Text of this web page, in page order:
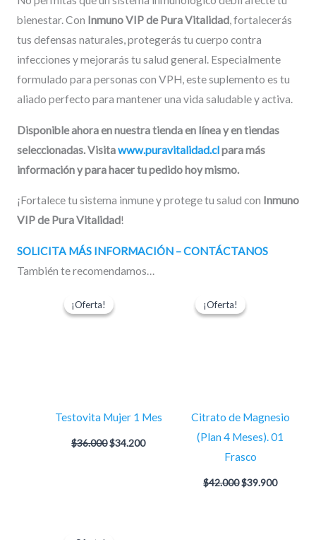
bienestar. Con Inmuno VIP de Pura Vitalidad, fortalecerás
tus defensas naturales, protegerás tu cuerpo contra
infecciones y mejorarás tu salud general. Especialmente
formulado para personas con VPH, este suplemento es tu
aliado perfecto para mantener una vida saludable y activa.
Disponible ahora en nuestra tienda en línea y en tiendas
seleccionadas. Visitawww.puravitalidad.clpara más
información y para hacer tu pedido hoy mismo.
¡Fortalece tu sistema inmune y protege tu salud con Inmuno
VIP de Pura Vitalidad!
SOLICITA MÁS INFORMACIÓN – CONTÁCTANOS
También te recomendamos…
¡Oferta!
¡Oferta!
Testovita Mujer 1 Mes
$36.000
original
$34.200
¡Oferta!
¡Oferta!
Citrato de Magnesio
(Plan 4 Meses). 01
Frasco
$42.000
original
$39.900